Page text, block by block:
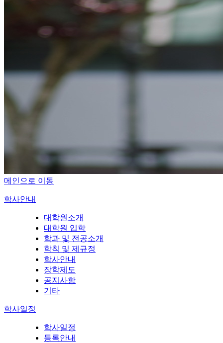
메인으로 이동
학사안내
대학원소개
대학원 입학
학과 및 전공소개
학칙 및 제규정
학사안내
장학제도
공지사항
기타
학사일정
학사일정
등록안내